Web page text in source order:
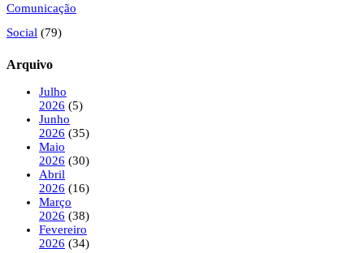
Comunicação
Social (79)
Arquivo
Julho
2026 (5)
Junho
2026 (35)
Maio
2026 (30)
Abril
2026 (16)
Março
2026 (38)
Fevereiro
2026 (34)